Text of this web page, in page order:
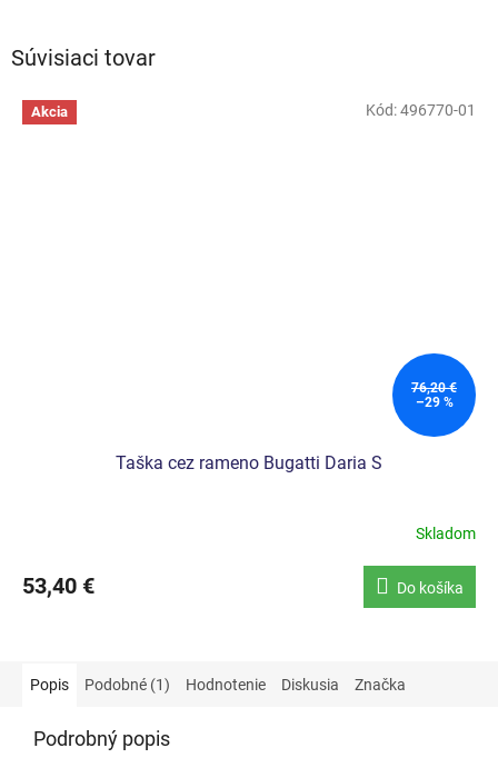
Súvisiaci tovar
Akcia
76,20 €
–29 %
Taška cez rameno Bugatti Daria S
Skladom
53,40 € Do košíka
Kód:496770-01
Popis Podobné (1) Hodnotenie Diskusia Značka
Podrobný popis